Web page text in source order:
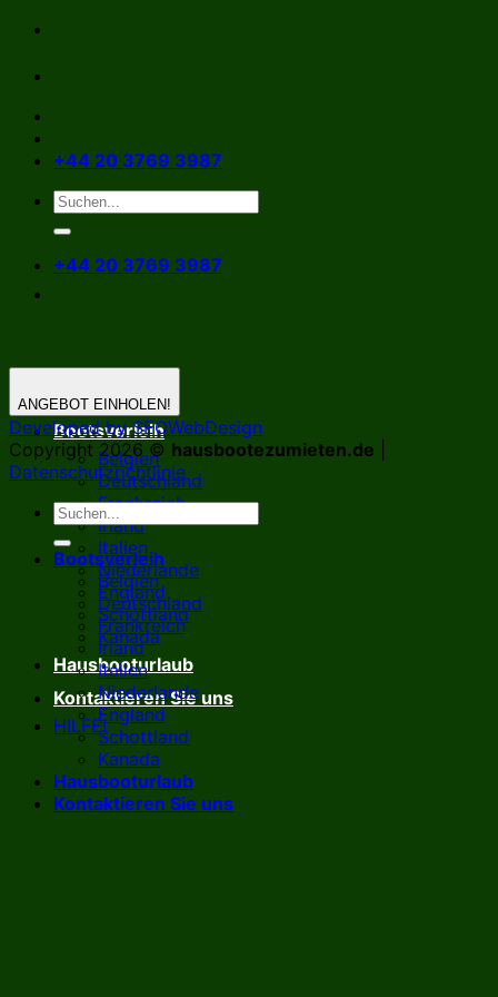
Zum
springen
+44 20 3769 3987
+44 20 3769 3987
Bootsverleih
Belgien
Deutschland
Frankreich
Irland
Italien
Niederlande
England
Schottland
Kanada
Hausbooturlaub
Kontaktieren Sie uns
HILFE!
ANGEBOT EINHOLEN!
Developed by SEOWebDesign
Copyright 2026 © hausbootezumieten.de
Datenschutzrichtlinie
Bootsverleih
Belgien
Deutschland
Frankreich
Irland
Italien
Niederlande
England
Schottland
Kanada
Hausbooturlaub
Kontaktieren Sie uns